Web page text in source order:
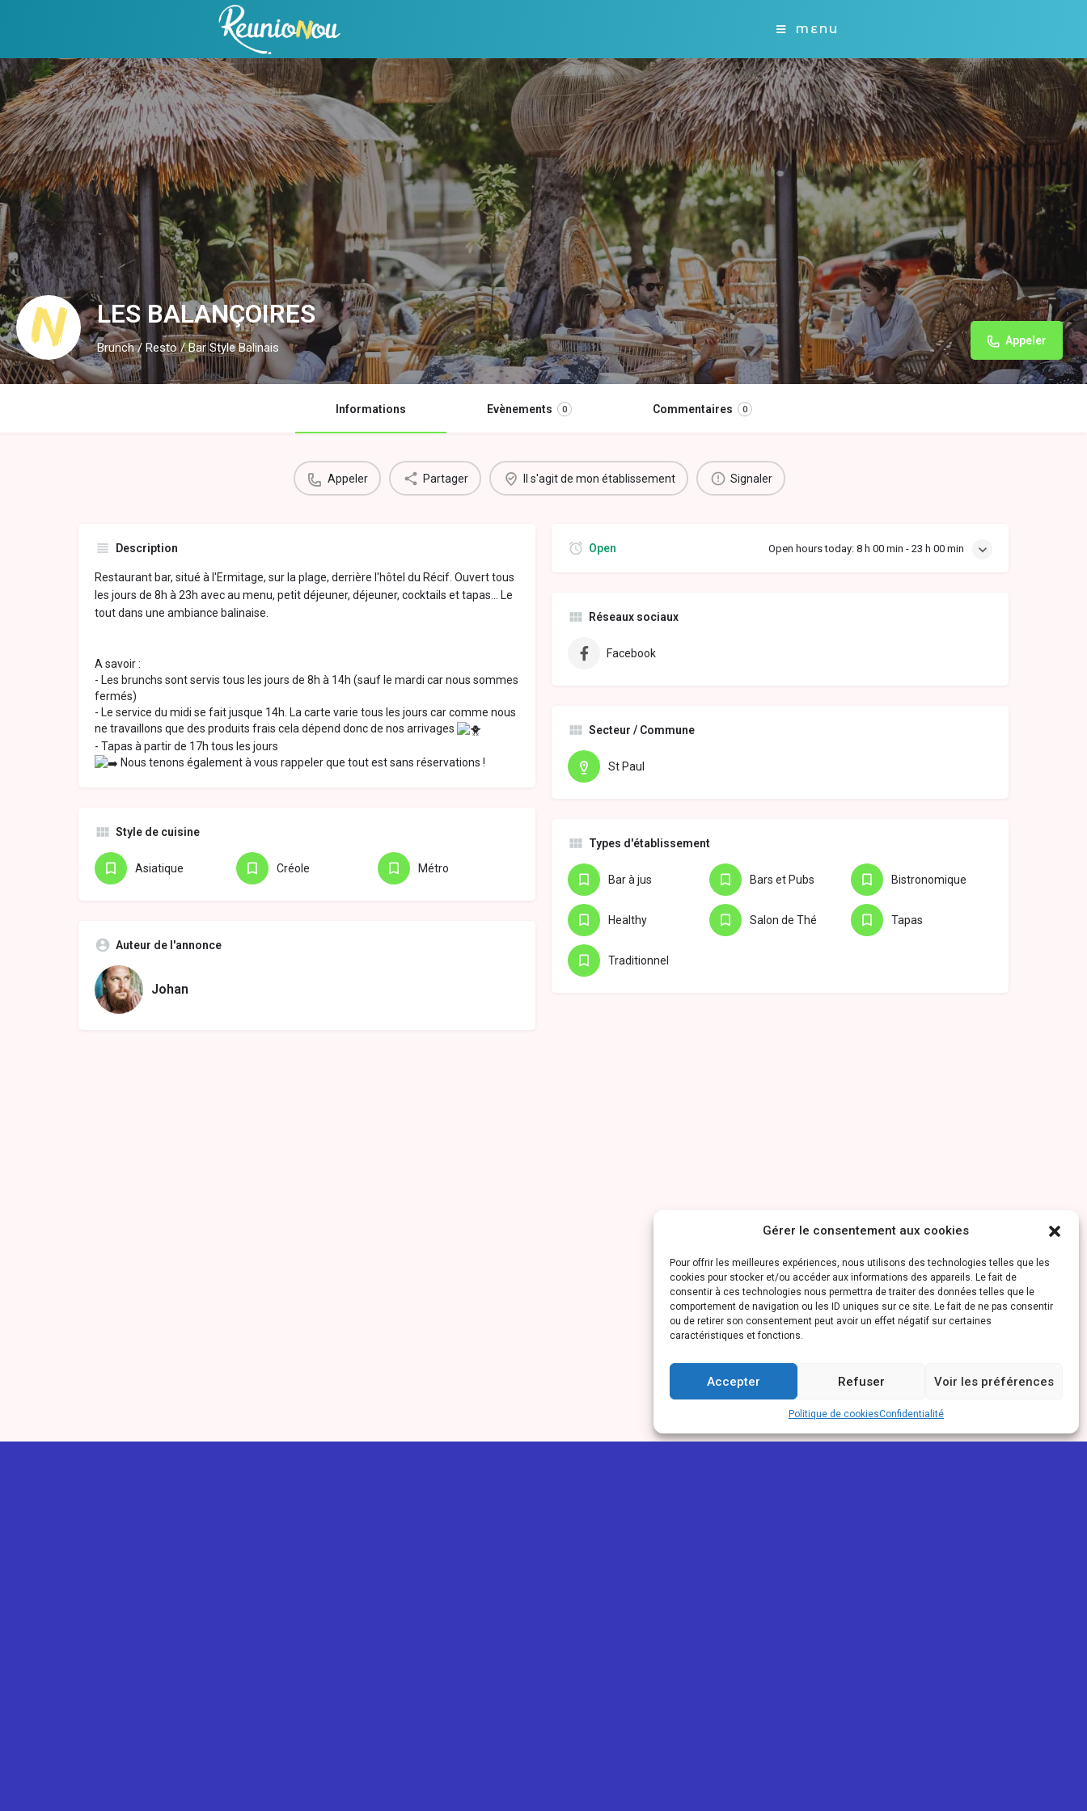
Gérer le consentement aux cookies
Pour offrir les meilleures expériences, nous utilisons des technologies telles que les
cookies pour stocker et/ou accéder aux informations des appareils. Le fait de
consentir à ces technologies nous permettra de traiter des données telles que le
comportement de navigation ou les ID uniques sur ce site. Le fait de ne pas consentir
ou de retirer son consentement peut avoir un effet négatif sur certaines
caractéristiques et fonctions.
Accepter Refuser Voir les préférences
Politique de cookiesConfidentialité
MENU
LES BALANÇOIRES
Brunch / Resto / Bar Style Balinais Appeler
Informations Evènements 0 Commentaires 0
Appeler Partager Il s'agit de mon établissement Signaler
Description
Restaurant bar, situé à l'Ermitage, sur la plage, derrière l'hôtel du Récif. Ouvert tous
les jours de 8h à 23h avec au menu, petit déjeuner, déjeuner, cocktails et tapas... Le
tout dans une ambiance balinaise.
A savoir :
- Les brunchs sont servis tous les jours de 8h à 14h (sauf le mardi car nous sommes
fermés)
- Le service du midi se fait jusque 14h. La carte varie tous les jours car comme nous
ne travaillons que des produits frais cela dépend donc de nos arrivages
- Tapas à partir de 17h tous les jours
Nous tenons également à vous rappeler que tout est sans réservations !
Open Open hours today: 8 h 00 min - 23 h 00 min
Réseaux sociaux
Facebook
Secteur / Commune
St Paul
Style de cuisine
Asiatique Créole Métro
Types d'établissement
Bar à jus Bars et Pubs Bistronomique
Healthy Salon de Thé Tapas
Traditionnel
Auteur de l'annonce
Johan